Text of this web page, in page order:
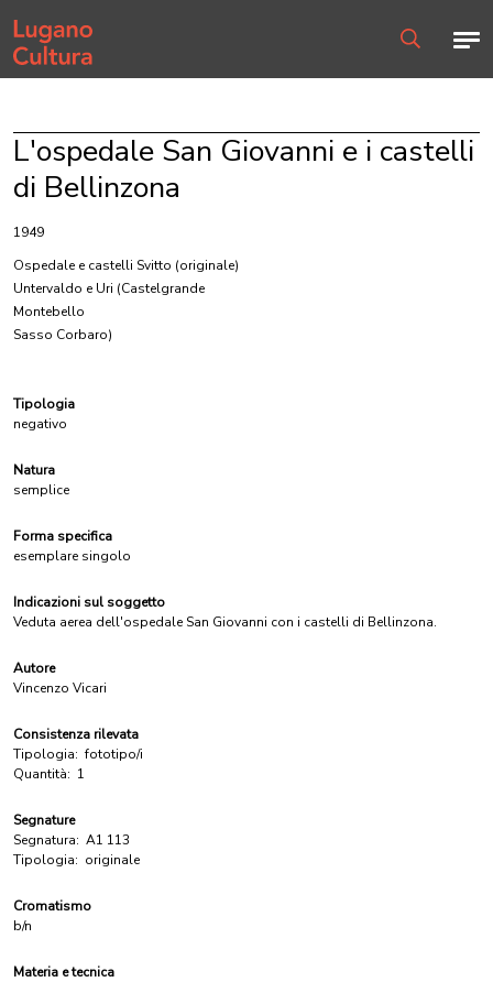
Home page
L'ospedale San Giovanni e i castelli
di Bellinzona
1949
Ospedale e castelli Svitto (originale)
Untervaldo e Uri (Castelgrande
Montebello
Sasso Corbaro)
Tipologia
negativo
Natura
semplice
Forma specifica
esemplare singolo
Indicazioni sul soggetto
Veduta aerea dell'ospedale San Giovanni con i castelli di Bellinzona.
Autore
Vincenzo Vicari
Consistenza rilevata
Tipologia: fototipo/i
Quantità: 1
Segnature
Segnatura: A1 113
Tipologia: originale
Cromatismo
b/n
Materia e tecnica